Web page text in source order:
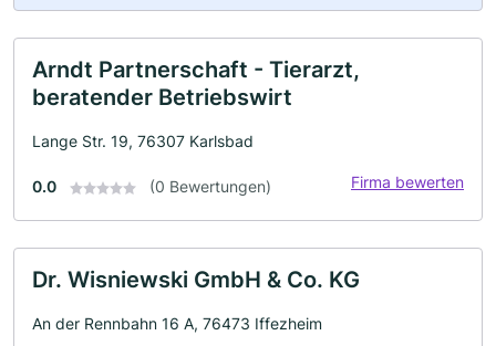
Arndt Partnerschaft - Tierarzt,
beratender Betriebswirt
Lange Str. 19, 76307 Karlsbad
0.0 (0 Bewertungen) Firma bewerten
Dr. Wisniewski GmbH & Co. KG
An der Rennbahn 16 A, 76473 Iffezheim